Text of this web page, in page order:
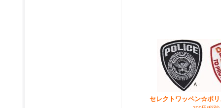
セレクトワッペン☆ポリ